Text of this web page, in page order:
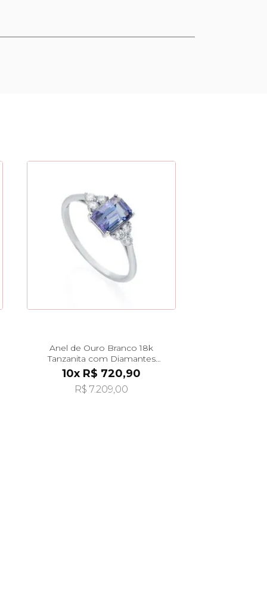
Anel de Ouro Branco 18k
Tanzanita com Diamantes
an41482
10x R$ 720,90
R$ 7.209,00